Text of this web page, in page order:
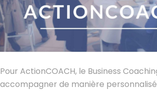
Pour ActionCOACH, le Business
accompagner de manière